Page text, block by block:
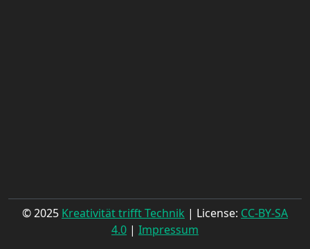
© 2025 Kreativität trifft Technik | License: CC-BY-SA
4.0 | Impressum